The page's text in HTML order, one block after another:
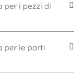
per i pezzi di
per le parti